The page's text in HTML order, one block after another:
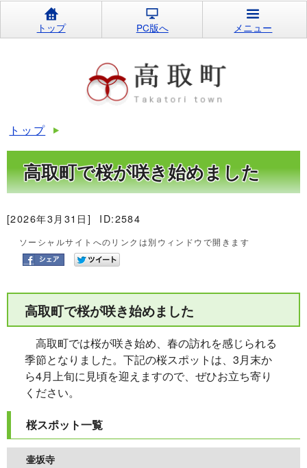
トップ PC版へ メニュー
トップ
高取町で桜が咲き始めました
[2026年3月31日] ID:2584
ソーシャルサイトへのリンクは別ウィンドウで開きます
高取町で桜が咲き始めました
高取町では桜が咲き始め、春の訪れを感じられる
季節となりました。下記の桜スポットは、3月末か
ら4月上旬に見頃を迎えますので、ぜひお立ち寄り
ください。
桜スポット一覧
壷坂寺